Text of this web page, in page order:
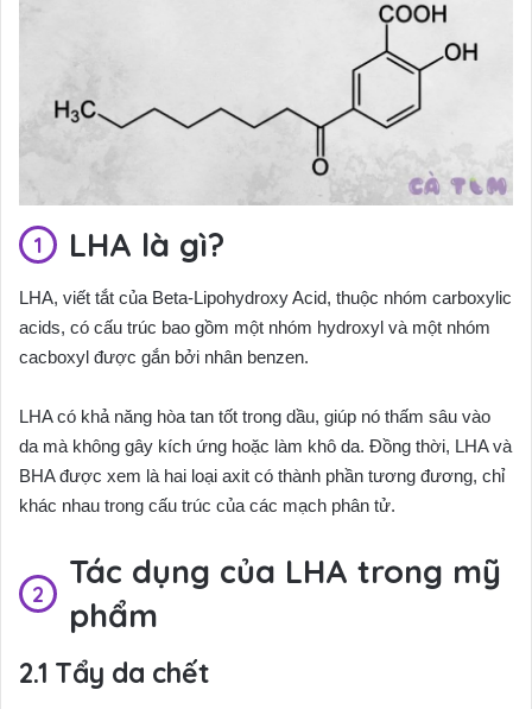
LHA là gì?
LHA, viết tắt của Beta-Lipohydroxy Acid, thuộc nhóm carboxylic
acids, có cấu trúc bao gồm một nhóm hydroxyl và một nhóm
cacboxyl được gắn bởi nhân benzen.
LHA có khả năng hòa tan tốt trong dầu, giúp nó thấm sâu vào
da mà không gây kích ứng hoặc làm khô da. Đồng thời, LHA và
BHA được xem là hai loại axit có thành phần tương đương, chỉ
khác nhau trong cấu trúc của các mạch phân tử.
Tác dụng của LHA trong mỹ
phẩm
Tẩy da chết